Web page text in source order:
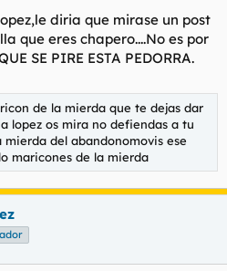
diria que mirase un post
que eres chapero....No es por
SE PIRE ESTA PEDORRA.
de la mierda que te dejas dar
lopez os mira no defiendas a tu
del abandonomovis ese
maricones de la mierda